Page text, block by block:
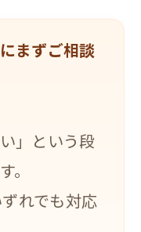
まずご相談
」という段
。
れでも対応